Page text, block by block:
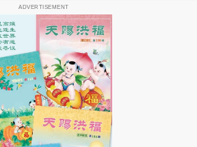
ADVERTISEMENT